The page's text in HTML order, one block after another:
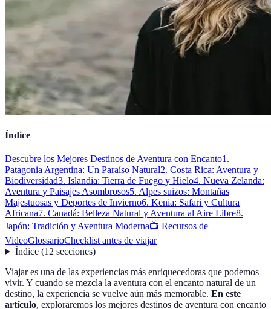
Índice
Descubre los Mejores Destinos de Aventura con Encanto1.
Patagonia Argentina: Un Paraíso Natural2. Costa Rica: Aventura y
Biodiversidad3. Islandia: Tierra de Fuego y Hielo4. Nueva Zelanda:
Aventura y Paisajes Asombrosos5. Alpes suizos: Montañas
Majestuosas y Deportes de Invierno6. Kenia: Safari y Cultura
Africana7. Canadá: Belleza Natural y Aventura al Aire Libre8.
Japón: Tradición y Aventura Moderna📺 Recursos de
VideoGlossarioChecklist antes de viajar
Índice(12 secciones)
Viajar es una de las experiencias más enriquecedoras que podemos
vivir. Y cuando se mezcla la aventura con el encanto natural de un
destino, la experiencia se vuelve aún más memorable. En este
artículo, exploraremos los mejores destinos de aventura con encanto